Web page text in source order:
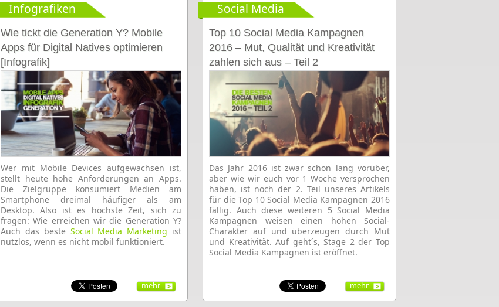
Infografiken
Wie tickt die Generation Y? Mobile
Apps für Digital Natives optimieren
[Infografik]
Wer mit Mobile Devices aufgewachsen ist,
stellt heute hohe Anforderungen an Apps.
Die Zielgruppe konsumiert Medien am
Smartphone dreimal häufiger als am
Desktop. Also ist es höchste Zeit, sich zu
fragen: Wie erreichen wir die Generation Y?
Auch das beste Social Media Marketing ist
nutzlos, wenn es nicht mobil funktioniert.
mehr
Social Media
Top 10 Social Media Kampagnen
2016 – Mut, Qualität und Kreativität
zahlen sich aus – Teil 2
Das Jahr 2016 ist zwar schon lang vorüber,
aber wie wir euch vor 1 Woche versprochen
haben, ist noch der 2. Teil unseres Artikels
für die Top 10 Social Media Kampagnen 2016
fällig. Auch diese weiteren 5 Social Media
Kampagnen weisen einen hohen Social-
Charakter auf und überzeugen durch Mut
und Kreativität. Auf geht´s, Stage 2 der Top
Social Media Kampagnen ist eröffnet.
mehr